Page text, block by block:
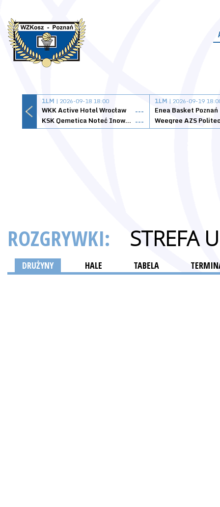
1LM | 2026-09-18 18:00
WKK Active Hotel Wrocław
---
KSK Qemetica Noteć Inowrocław ---
1LM | 2026-09-19
Enea Basket Poznań
ROZGRYWKI: STREFA
DRUŻYNY HALE TABELA